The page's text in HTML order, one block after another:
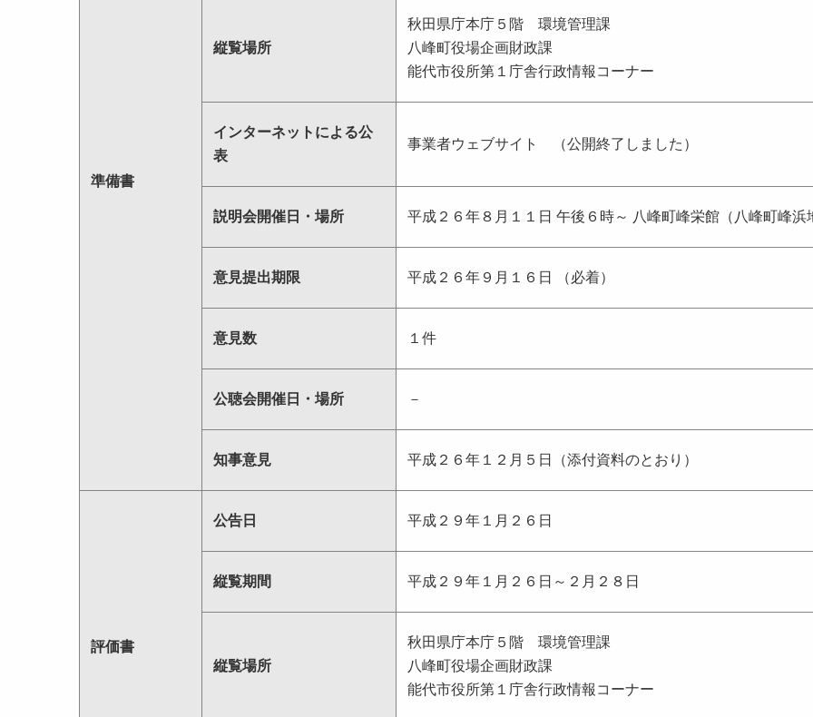
準備書
縦覧場所
秋田県庁本庁５階 環境管理課
八峰町役場企画財政課
能代市役所第１庁舎行政情報コーナー
インターネットによる公
表
事業者ウェブサイト （公開終了しました）
説明会開催日・場所 平成２６年８月１１日 午後６時～ 八峰町峰栄館（八峰町峰浜
意見提出期限 平成２６年９月１６日 （必着）
意見数 １件
公聴会開催日・場所 －
知事意見 平成２６年１２月５日（添付資料のとおり）
評価書
公告日 平成２９年１月２６日
縦覧期間 平成２９年１月２６日～２月２８日
縦覧場所
秋田県庁本庁５階 環境管理課
八峰町役場企画財政課
能代市役所第１庁舎行政情報コーナー